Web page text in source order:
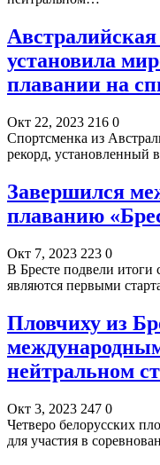
установила
плавании на
Окт 22, 2023 216 0
Спортсменка из
рекорд, установленный
Завершился
плаванию
Окт 7, 2023 223 0
В Бресте подвели итоги
являются первыми
Пловчиху из
нейтральном
Окт 3, 2023 247 0
Четверо белорусских
для участия в